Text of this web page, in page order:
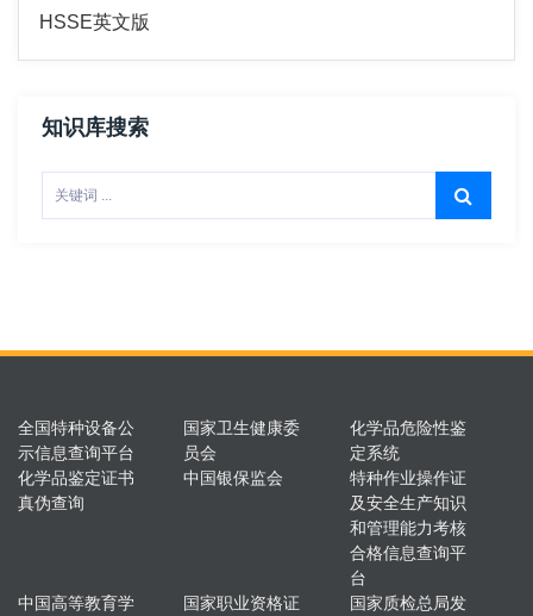
HSSE英文版
知识库搜索
全国特种设备公
示信息查询平台
国家卫生健康委
员会
化学品危险性鉴
定系统
化学品鉴定证书
真伪查询
中国银保监会
特种作业操作证
及安全生产知识
和管理能力考核
合格信息查询平
台
中国高等教育学
国家职业资格证
国家质检总局发